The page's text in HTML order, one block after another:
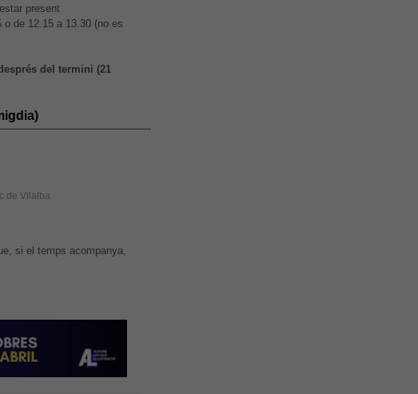
estar present
de 12.15 a 13.30 (no es
del termini (21
de Vilalba
si el temps acompanya,